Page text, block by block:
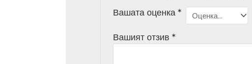
Вашата оценка*
Вашият отзив*